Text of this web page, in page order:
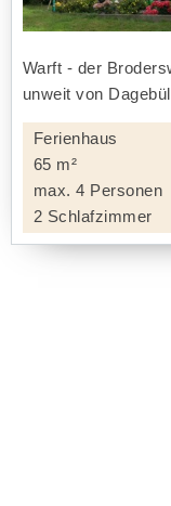
Warft - der
unweit von
Ferienhaus
65 m²
max. 4 Personen
2 Schlafzimmer